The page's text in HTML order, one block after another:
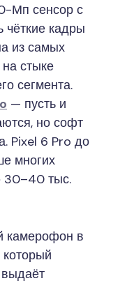
Мп сенсор с
кадры
из самых
стыке
сегмента.
— пусть и
но софт
Pixel 6 Pro до
многих
30–40 тыс.
камерофон в